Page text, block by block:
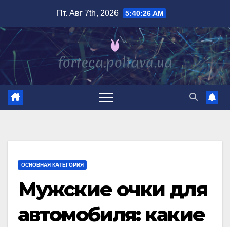
содержимому
Пт. Авг 7th, 2026 5:40:27 AM
ОСНОВНАЯ КАТЕГОРИЯ
Мужские очки для
автомобиля: какие